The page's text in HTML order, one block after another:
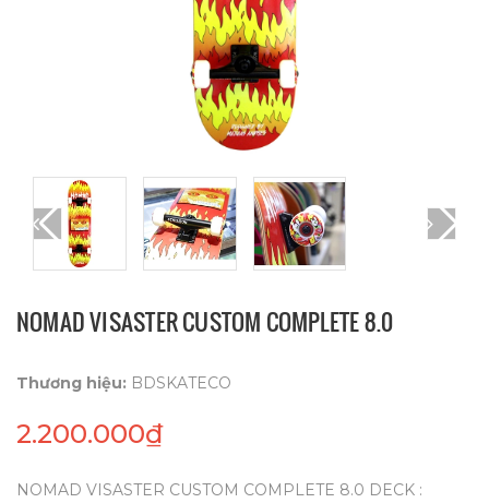
NOMAD VISASTER CUSTOM COMPLETE 8.0
Thương hiệu: BDSKATECO
2.200.000₫
NOMAD VISASTER CUSTOM COMPLETE 8.0 DECK :